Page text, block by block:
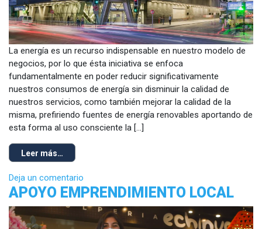
La energía es un recurso indispensable en nuestro modelo de
negocios, por lo que ésta iniciativa se enfoca
fundamentalmente en poder reducir significativamente
nuestros consumos de energía sin disminuir la calidad de
nuestros servicios, como también mejorar la calidad de la
misma, prefiriendo fuentes de energía renovables aportando de
esta forma al uso consciente la […]
Leer más…
Deja un comentario
APOYO EMPRENDIMIENTO LOCAL